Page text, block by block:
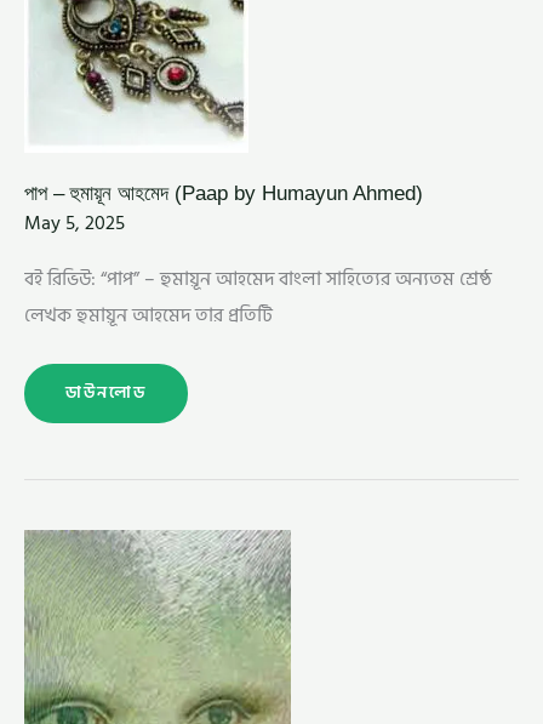
পাপ – হুমায়ূন আহমেদ (Paap by Humayun Ahmed)
May 5, 2025
বই রিভিউ: “পাপ” – হুমায়ূন আহমেদ বাংলা সাহিত্যের অন্যতম শ্রেষ্ঠ
লেখক হুমায়ূন আহমেদ তার প্রতিটি
ডাউনলোড
নিমধ্যমা
–
হুমায়ূন
আহমেদ(NIMODDHOMA
BY
HUMAYUN
AHMED)